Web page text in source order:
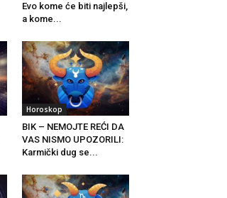
Evo kome će biti najlepši,
a kome...
Horoskop
BIK – NEMOJTE REĆI DA
VAS NISMO UPOZORILI:
Karmički dug se...